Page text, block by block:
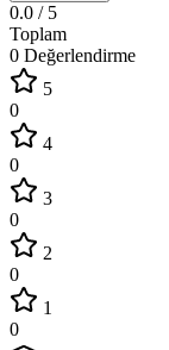
0.0 / 5
Toplam
0 Değerlendirme
5
0
4
0
3
0
2
0
1
0